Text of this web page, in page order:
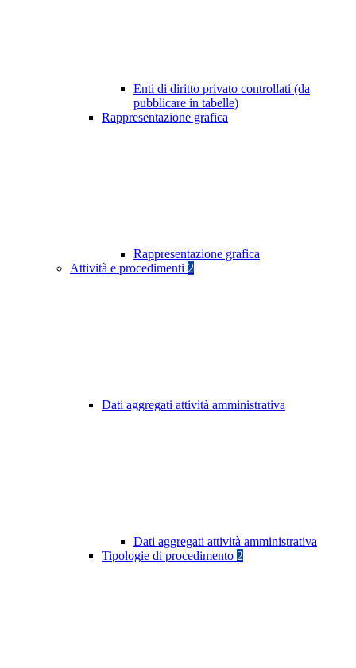
Enti di diritto privato controllati (da
pubblicare in tabelle)
Rappresentazione grafica
Rappresentazione grafica
Attività e procedimenti 2
Dati aggregati attività amministrativa
Dati aggregati attività amministrativa
Tipologie di procedimento 2